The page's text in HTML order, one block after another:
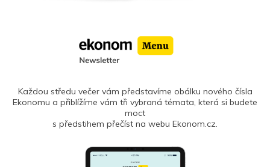
Každou středu večer vám představíme obálku nového čísla
Ekonomu a přiblížíme vám tři vybraná témata, která si budete
moct
s předstihem přečíst na webu Ekonom.cz.